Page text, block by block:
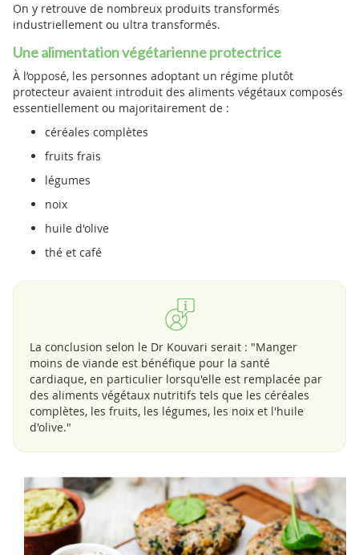
On y retrouve de nombreux produits transformés
industriellement ou ultra transformés.
Une alimentation végétarienne protectrice
À l’opposé, les personnes adoptant un régime plutôt
protecteur avaient introduit des aliments végétaux composés
essentiellement ou majoritairement de :
céréales complètes
fruits frais
légumes
noix
huile d'olive
thé et café
La conclusion selon le Dr Kouvari serait : "Manger
moins de viande est bénéfique pour la santé
cardiaque, en particulier lorsqu'elle est remplacée par
des aliments végétaux nutritifs tels que les céréales
complètes, les fruits, les légumes, les noix et l'huile
d'olive."